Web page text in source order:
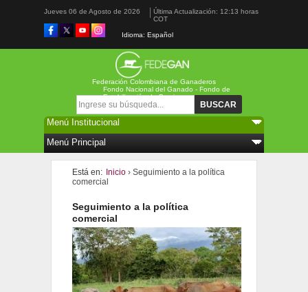
Jueves 06 de Agosto de 2026
Última Actualización: 12:13 horas
COT
Idioma: Español
Federación Colombiana de Ganaderos
Formulario de búsqueda
Fondo Nacional del Ganado - Fondo de
Estabilización de Precios
Está en: Inicio› Seguimiento a la política
comercial
Seguimiento a la política
comercial